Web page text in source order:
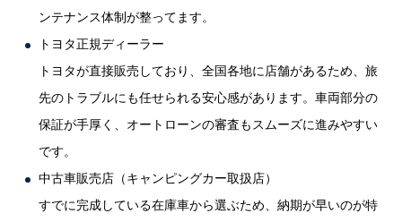
ンテナンス体制が整ってます。
トヨタ正規ディーラー
トヨタが直接販売しており、全国各地に店舗があるため、旅
先のトラブルにも任せられる安心感があります。車両部分の
保証が手厚く、オートローンの審査もスムーズに進みやすい
です。
中古車販売店（キャンピングカー取扱店）
すでに完成している在庫車から選ぶため、納期が早いのが特